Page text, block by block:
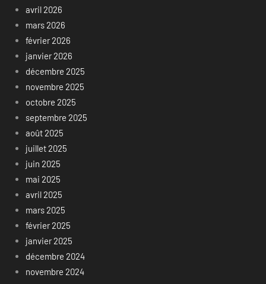
avril 2026
mars 2026
février 2026
janvier 2026
décembre 2025
novembre 2025
octobre 2025
septembre 2025
août 2025
juillet 2025
juin 2025
mai 2025
avril 2025
mars 2025
février 2025
janvier 2025
décembre 2024
novembre 2024